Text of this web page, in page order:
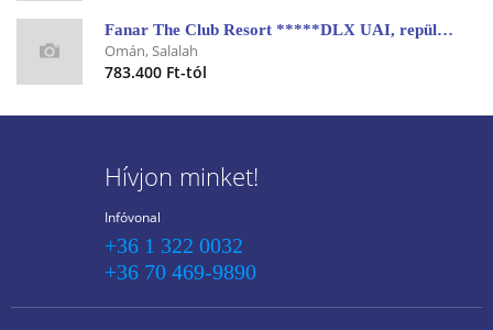
Fanar The Club Resort *****DLX UAI, repülővel
Omán, Salalah
783.400 Ft-tól
Hívjon minket!
Infóvonal
+36 1 322 0032
+36 70 469-9890